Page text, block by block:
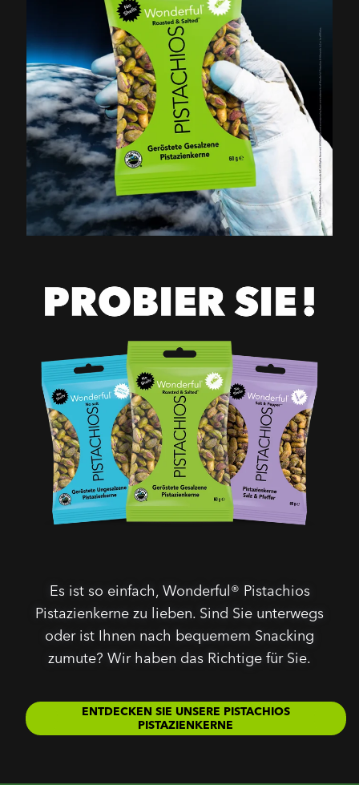
Es ist so einfach, Wonderful® Pistachios
Pistazienkerne zu lieben. Sind Sie unterwegs
oder ist Ihnen nach bequemem Snacking
zumute? Wir haben das Richtige für Sie.
ENTDECKEN SIE UNSERE PISTACHIOS
PISTAZIENKERNE